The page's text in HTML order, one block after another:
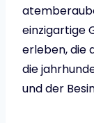
einzigartige
erleben, die
die
und der